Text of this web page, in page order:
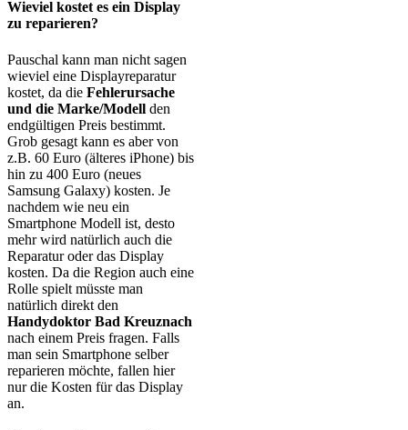
Wieviel kostet es ein Display
zu reparieren?
Pauschal kann man nicht sagen
wieviel eine Displayreparatur
kostet, da die Fehlerursache
und die Marke/Modell den
endgültigen Preis bestimmt.
Grob gesagt kann es aber von
z.B. 60 Euro (älteres iPhone) bis
hin zu 400 Euro (neues
Samsung Galaxy) kosten. Je
nachdem wie neu ein
Smartphone Modell ist, desto
mehr wird natürlich auch die
Reparatur oder das Display
kosten. Da die Region auch eine
Rolle spielt müsste man
natürlich direkt den
Handydoktor Bad Kreuznach
nach einem Preis fragen. Falls
man sein Smartphone selber
reparieren möchte, fallen hier
nur die Kosten für das Display
an.